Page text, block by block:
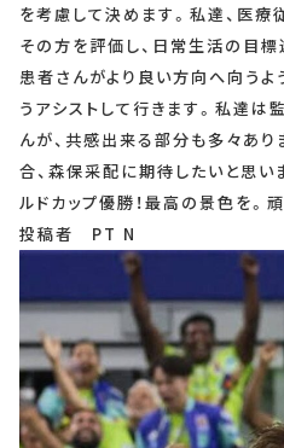
を考慮して決めます。私達、医療
その方を評価し、日常生活の目
患者さんがより良い方向へ向うよ
うアシストして行きます。私達は
んが、共感出来る部分も多々あ
合、森保采配に期待したいと思い
ルドカップ優勝！最高の景色を。頑
投稿者 PT